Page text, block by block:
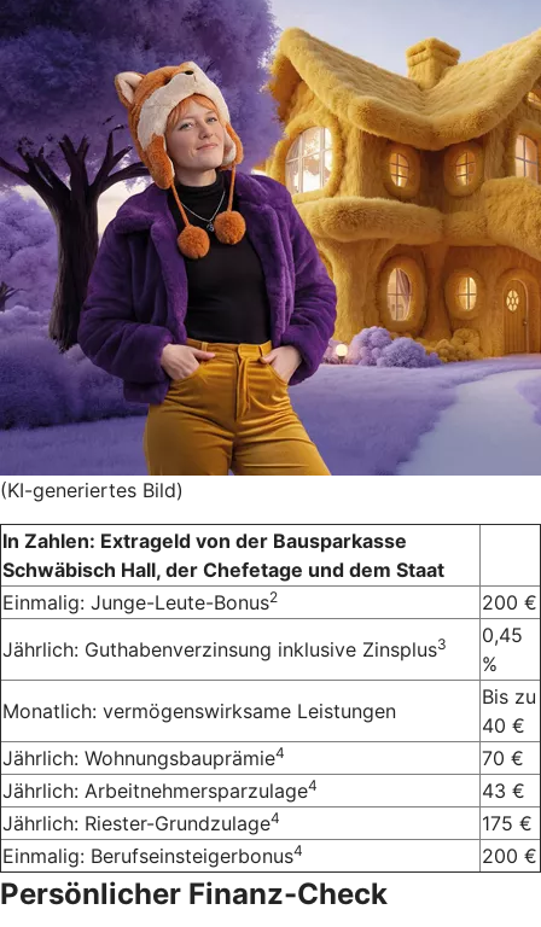
(KI-generiertes Bild)
In Zahlen: Extrageld von der Bausparkasse
Schwäbisch Hall, der Chefetage und dem Staat
Einmalig: Junge-Leute-Bonus2
200 €
Jährlich: Guthabenverzinsung inklusive Zinsplus3
0,45
%
Monatlich: vermögenswirksame Leistungen
Bis zu
40 €
Jährlich: Wohnungsbauprämie4
70 €
Jährlich: Arbeitnehmersparzulage4
43 €
Jährlich: Riester-Grundzulage4
175 €
Einmalig: Berufseinsteigerbonus4 200 €
Persönlicher Finanz-Check